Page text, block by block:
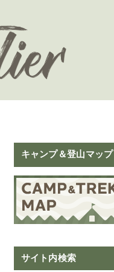
キャンプ＆登山マップ
サイト内検索